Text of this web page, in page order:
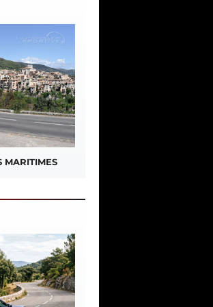
MARITIMES